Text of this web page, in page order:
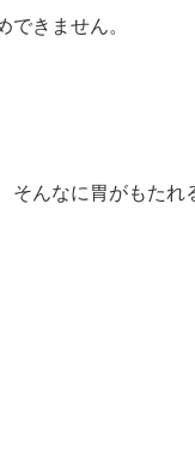
できません。
そんなに胃がもたれ